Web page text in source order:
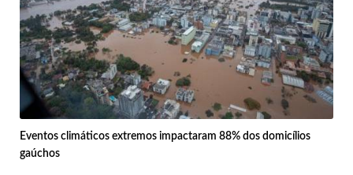
Eventos climáticos extremos impactaram 88% dos domicílios
gaúchos